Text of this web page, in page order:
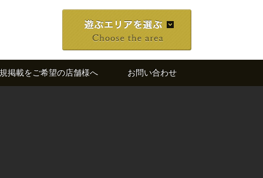
掲載をご希望の店舗様へ お問い合わせ